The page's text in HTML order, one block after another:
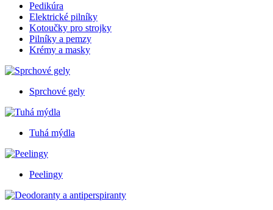
Pedikúra
Elektrické pilníky
Kotoučky pro strojky
Pilníky a pemzy
Krémy a masky
Sprchové gely
Tuhá mýdla
Peelingy